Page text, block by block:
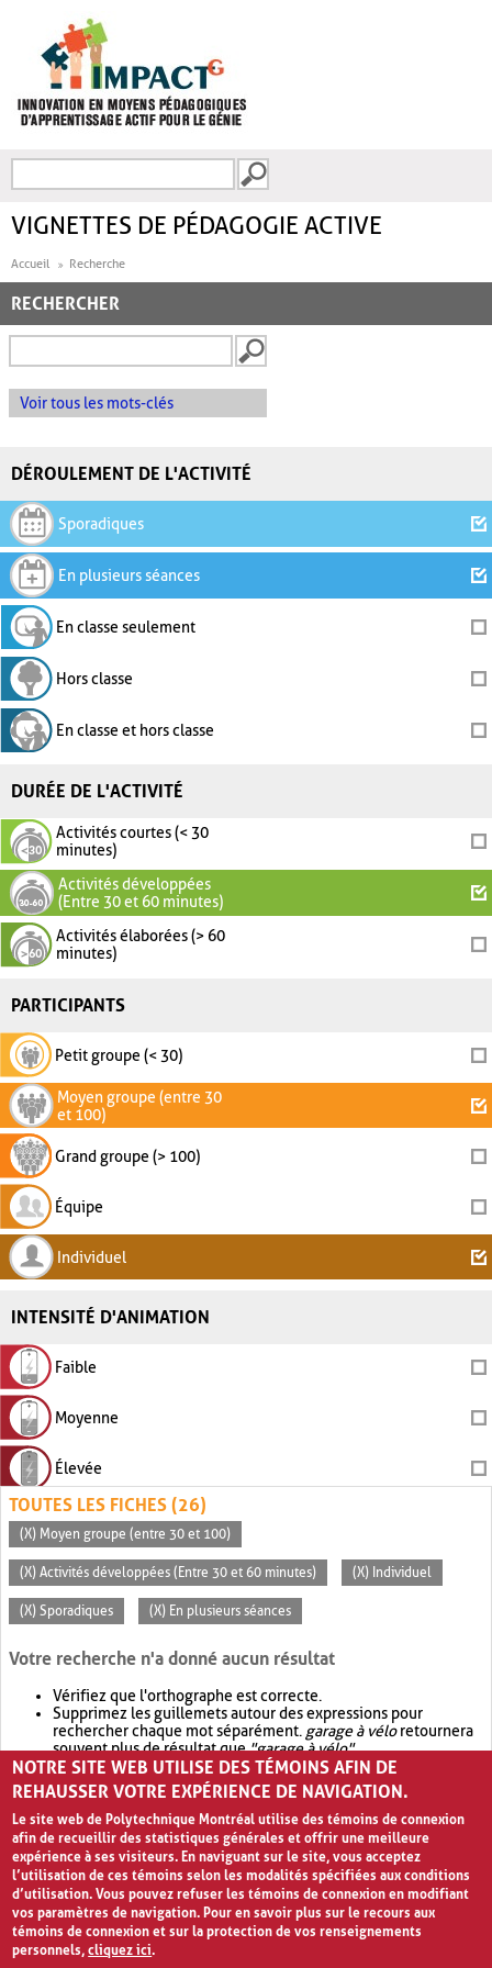
FORMULAIRE DE
VIGNETTES DE PÉDAGOGIE ACTIVE
Accueil Recherche
RECHERCHER
Voir tous les mots-clés
DÉROULEMENT DE L'ACTIVITÉ
Sporadiques
En plusieurs séances
En classe seulement
Hors classe
En classe et hors classe
DURÉE DE L'ACTIVITÉ
Activités courtes (< 30
minutes)
Activités développées
(Entre 30 et 60 minutes)
Activités élaborées (> 60
minutes)
PARTICIPANTS
Petit groupe (< 30)
Moyen groupe (entre 30
et 100)
Grand groupe (> 100)
Équipe
Individuel
INTENSITÉ D'ANIMATION
Faible
Moyenne
Élevée
TOUTES LES FICHES (26)
(X) Moyen groupe (entre 30 et 100)
(X) Activités développées (Entre 30 et 60 minutes) (X) Individuel
(X) Sporadiques (X) En plusieurs séances
Votre recherche n'a donné aucun résultat
Vérifiez que l'orthographe est correcte.
Supprimez les guillemets autour des expressions pour
rechercher chaque mot séparément. garage à véloretournera
souvent plus de résultat que"garage à vélo".
Envisagez d'élargir votre recherche avec OR.garage OR vélo
retournera souvent plus de résultat quegarage à vélo
NOTRE SITE WEB UTILISE DES TÉMOINS AFIN DE
REHAUSSER VOTRE EXPÉRIENCE DE NAVIGATION.
Le site web de Polytechnique Montréal utilise des témoins de connexion
afin de recueillir des statistiques générales et offrir une meilleure
expérience à ses visiteurs. En naviguant sur le site, vous acceptez
l’utilisation de ces témoins selon les modalités spécifiées aux conditions
d’utilisation. Vous pouvez refuser les témoins de connexion en modifiant
vos paramètres de navigation. Pour en savoir plus sur le recours aux
témoins de connexion et sur la protection de vos renseignements
personnels,cliquez ici.